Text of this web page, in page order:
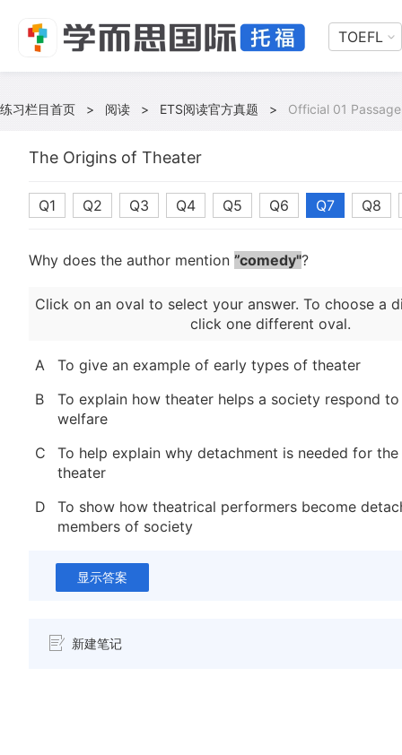
TOEFL
练习栏目首页 > 阅读 > ETS阅读官方真题 > Official 01
The Origins of Theater
Q1 Q2 Q3 Q4 Q5 Q6 Q7 Q8
Why does the author mention ”comedy"?
Click on an oval to select your answer. To choose a
click one different oval.
A
To give an example of early types of theater
B
To explain how theater helps a society respond
welfare
C
To help explain why detachment is needed for
theater
D
To show how theatrical performers become
members of society
显示答案
新建笔记